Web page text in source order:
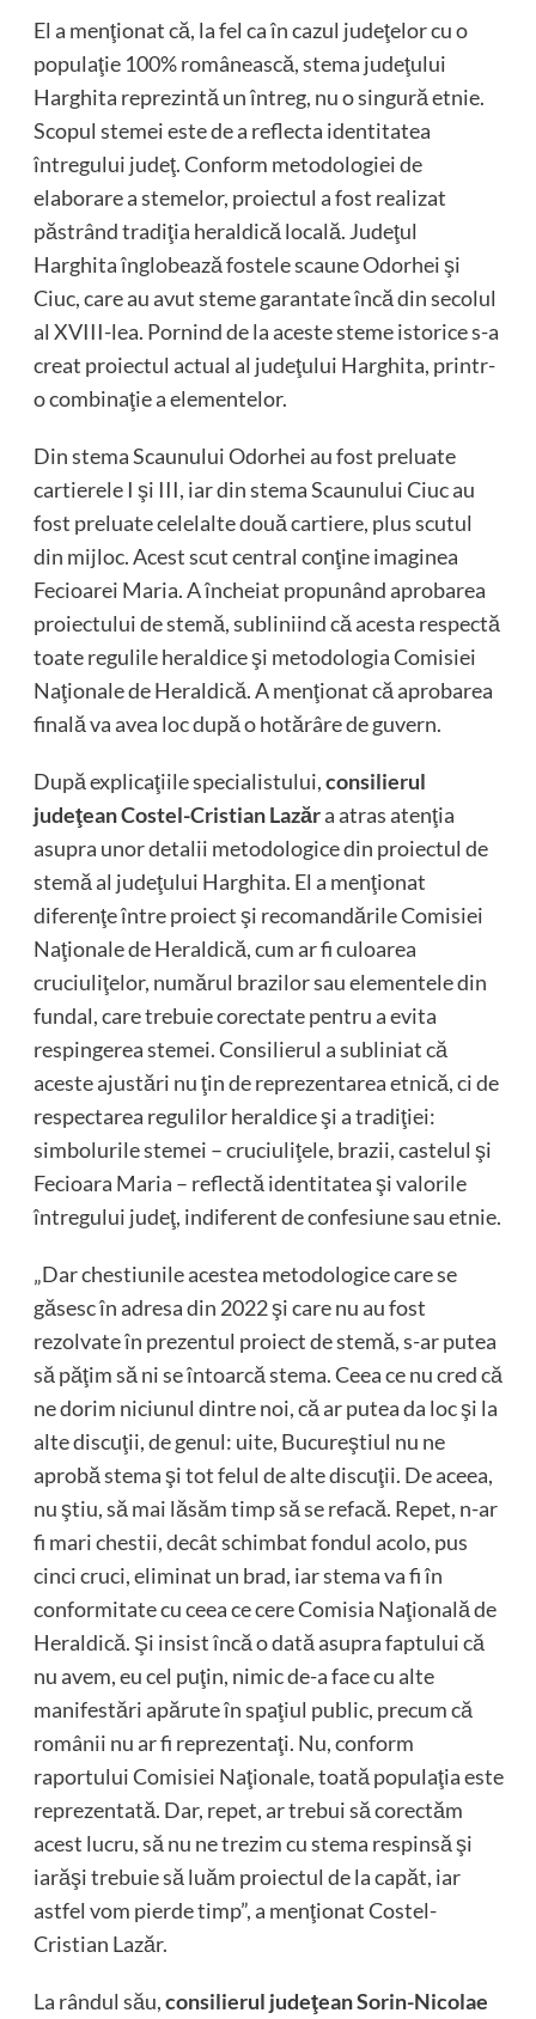
El a menţionat că, la fel ca în cazul judeţelor cu o
populaţie 100% românească, stema judeţului
Harghita reprezintă un întreg, nu o singură etnie.
Scopul stemei este de a reflecta identitatea
întregului judeţ. Conform metodologiei de
elaborare a stemelor, proiectul a fost realizat
păstrând tradiţia heraldică locală. Judeţul
Harghita înglobează fostele scaune Odorhei şi
Ciuc, care au avut steme garantate încă din secolul
al XVIII-lea. Pornind de la aceste steme istorice s-a
creat proiectul actual al judeţului Harghita, printr-
o combinaţie a elementelor.
Din stema Scaunului Odorhei au fost preluate
cartierele I şi III, iar din stema Scaunului Ciuc au
fost preluate celelalte două cartiere, plus scutul
din mijloc. Acest scut central conţine imaginea
Fecioarei Maria. A încheiat propunând aprobarea
proiectului de stemă, subliniind că acesta respectă
toate regulile heraldice şi metodologia Comisiei
Naţionale de Heraldică. A menţionat că aprobarea
finală va avea loc după o hotărâre de guvern.
După explicaţiile specialistului,consilierul
judeţean Costel-Cristian Lazăra atras atenţia
asupra unor detalii metodologice din proiectul de
stemă al judeţului Harghita. El a menţionat
diferenţe între proiect şi recomandările Comisiei
Naţionale de Heraldică, cum ar fi culoarea
cruciuliţelor, numărul brazilor sau elementele din
fundal, care trebuie corectate pentru a evita
respingerea stemei. Consilierul a subliniat că
aceste ajustări nu ţin de reprezentarea etnică, ci de
respectarea regulilor heraldice şi a tradiţiei:
simbolurile stemei – cruciuliţele, brazii, castelul şi
Fecioara Maria – reflectă identitatea şi valorile
întregului judeţ, indiferent de confesiune sau etnie.
„Dar chestiunile acestea metodologice care se
găsesc în adresa din 2022 şi care nu au fost
rezolvate în prezentul proiect de stemă, s-ar putea
să păţim să ni se întoarcă stema. Ceea ce nu cred că
ne dorim niciunul dintre noi, că ar putea da loc şi la
alte discuţii, de genul: uite, Bucureştiul nu ne
aprobă stema şi tot felul de alte discuţii. De aceea,
nu ştiu, să mai lăsăm timp să se refacă. Repet, n-ar
fi mari chestii, decât schimbat fondul acolo, pus
cinci cruci, eliminat un brad, iar stema va fi în
conformitate cu ceea ce cere Comisia Naţională de
Heraldică. Şi insist încă o dată asupra faptului că
nu avem, eu cel puţin, nimic de-a face cu alte
manifestări apărute în spaţiul public, precum că
românii nu ar fi reprezentaţi. Nu, conform
raportului Comisiei Naţionale, toată populaţia este
reprezentată. Dar, repet, ar trebui să corectăm
acest lucru, să nu ne trezim cu stema respinsă şi
iarăşi trebuie să luăm proiectul de la capăt, iar
astfel vom pierde timp”, a menţionat Costel-
Cristian Lazăr.
La rândul său,consilierul judeţean Sorin-Nicolae